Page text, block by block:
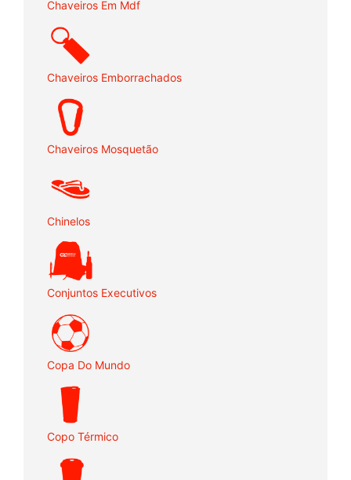
Chaveiros Em Mdf
Chaveiros Emborrachados
Chaveiros Mosquetão
Chinelos
Conjuntos Executivos
Copa Do Mundo
Copo Térmico